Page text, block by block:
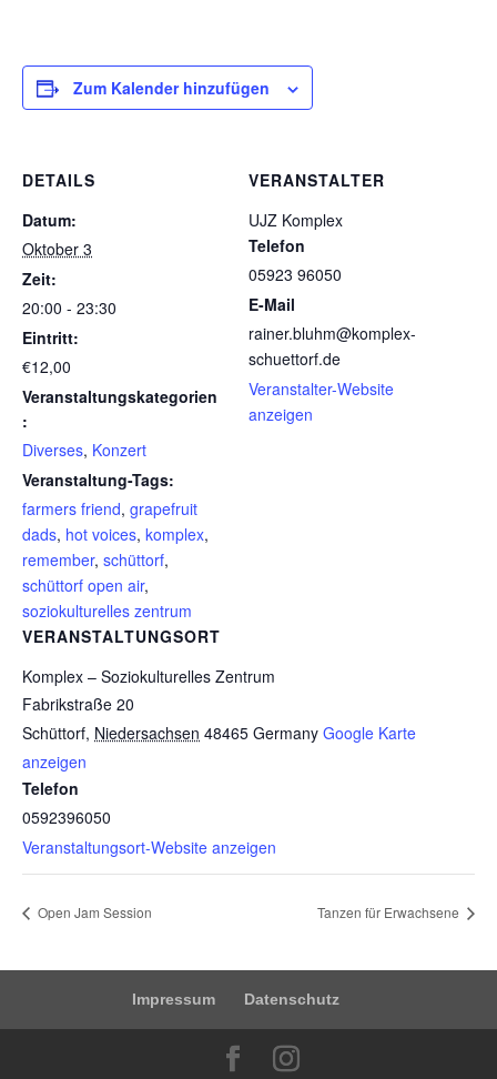
Zum Kalender hinzufügen
DETAILS
Datum:
Oktober 3
Zeit:
20:00 - 23:30
Eintritt:
€12,00
Veranstaltungskategorien
:
Diverses, Konzert
Veranstaltung-Tags:
farmers friend, grapefruit
dads, hot voices, komplex,
remember, schüttorf,
schüttorf open air,
soziokulturelles zentrum
VERANSTALTUNGSORT
Komplex – Soziokulturelles Zentrum
Fabrikstraße 20
Schüttorf, Niedersachsen 48465 Germany Google Karte
anzeigen
Telefon
0592396050
Veranstaltungsort-Website anzeigen
VERANSTALTER
UJZ Komplex
Telefon
05923 96050
E-Mail
rainer.bluhm@komplex-
schuettorf.de
Veranstalter-Website
anzeigen
Open Jam Session Tanzen für Erwachsene
Impressum Datenschutz